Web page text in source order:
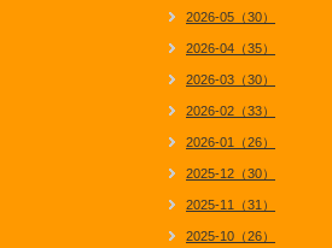
2026-05（30）
2026-04（35）
2026-03（30）
2026-02（33）
2026-01（26）
2025-12（30）
2025-11（31）
2025-10（26）